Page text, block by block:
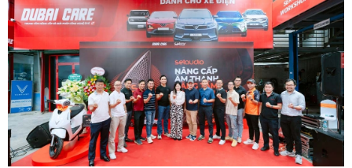
cho cộng đồng.